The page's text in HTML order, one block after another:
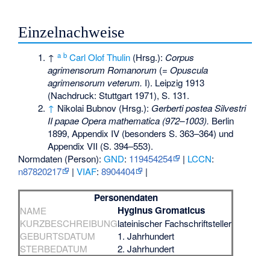
Einzelnachweise
↑a b Carl Olof Thulin (Hrsg.): Corpus
agrimensorum Romanorum (=Opuscula
agrimensorum veterum. I). Leipzig 1913
(Nachdruck: Stuttgart 1971), S. 131.
↑ Nikolai Bubnov (Hrsg.): Gerberti postea Silvestri
II papae Opera mathematica (972–1003). Berlin
1899, Appendix IV (besonders S. 363–364) und
Appendix VII (S. 394–553).
Normdaten (Person):GND: 119454254 | LCCN:
n87820217
|VIAF:8904404 |
Personendaten
NAME Hyginus Gromaticus
KURZBESCHREIBUNGlateinischer Fachschriftsteller
GEBURTSDATUM
1. Jahrhundert
STERBEDATUM
2. Jahrhundert